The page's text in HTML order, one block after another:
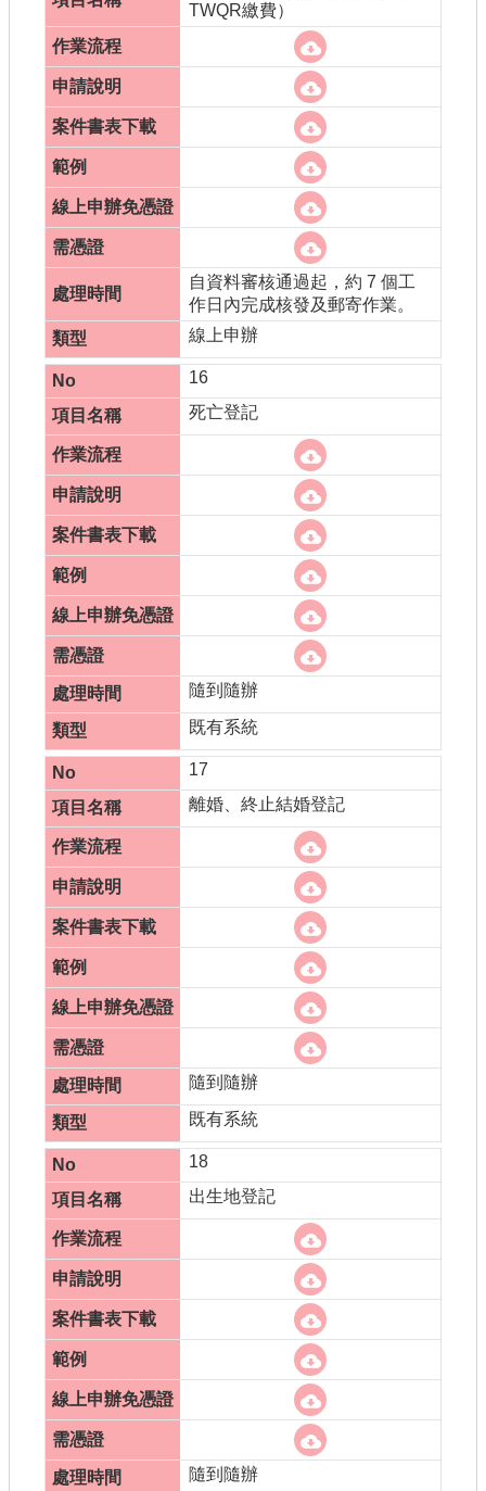
TWQR繳費）
自資料審核通過起，約 7 個工
作日內完成核發及郵寄作業。
線上申辦
16
死亡登記
隨到隨辦
既有系統
17
離婚、終止結婚登記
隨到隨辦
既有系統
18
出生地登記
隨到隨辦